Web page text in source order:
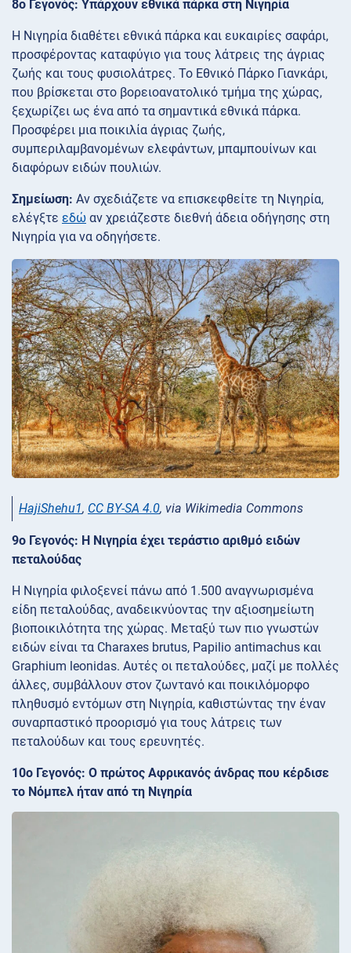
8ο Γεγονός: Υπάρχουν εθνικά πάρκα στη Νιγηρία
Η Νιγηρία διαθέτει εθνικά πάρκα και ευκαιρίες σαφάρι,
προσφέροντας καταφύγιο για τους λάτρεις της άγριας
ζωής και τους φυσιολάτρες. Το Εθνικό Πάρκο Γιανκάρι,
που βρίσκεται στο βορειοανατολικό τμήμα της χώρας,
ξεχωρίζει ως ένα από τα σημαντικά εθνικά πάρκα.
Προσφέρει μια ποικιλία άγριας ζωής,
συμπεριλαμβανομένων ελεφάντων, μπαμπουίνων και
διαφόρων ειδών πουλιών.
Σημείωση: Αν σχεδιάζετε να επισκεφθείτε τη Νιγηρία,
ελέγξτε εδώ αν χρειάζεστε διεθνή άδεια οδήγησης στη
Νιγηρία για να οδηγήσετε.
HajiShehu1, CC BY-SA 4.0, via Wikimedia Commons
9ο Γεγονός: Η Νιγηρία έχει τεράστιο αριθμό ειδών
πεταλούδας
Η Νιγηρία φιλοξενεί πάνω από 1.500 αναγνωρισμένα
είδη πεταλούδας, αναδεικνύοντας την αξιοσημείωτη
βιοποικιλότητα της χώρας. Μεταξύ των πιο γνωστών
ειδών είναι τα Charaxes brutus, Papilio antimachus και
Graphium leonidas. Αυτές οι πεταλούδες, μαζί με πολλές
άλλες, συμβάλλουν στον ζωντανό και ποικιλόμορφο
πληθυσμό εντόμων στη Νιγηρία, καθιστώντας την έναν
συναρπαστικό προορισμό για τους λάτρεις των
πεταλούδων και τους ερευνητές.
10ο Γεγονός: Ο πρώτος Αφρικανός άνδρας που κέρδισε
το Νόμπελ ήταν από τη Νιγηρία